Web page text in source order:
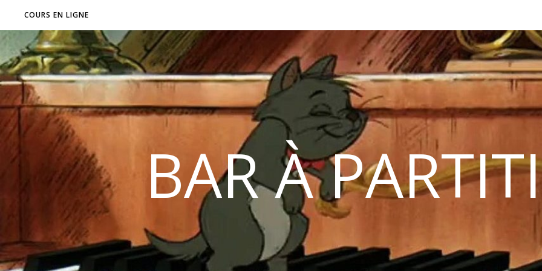
COURS EN LIGNE
BAR À